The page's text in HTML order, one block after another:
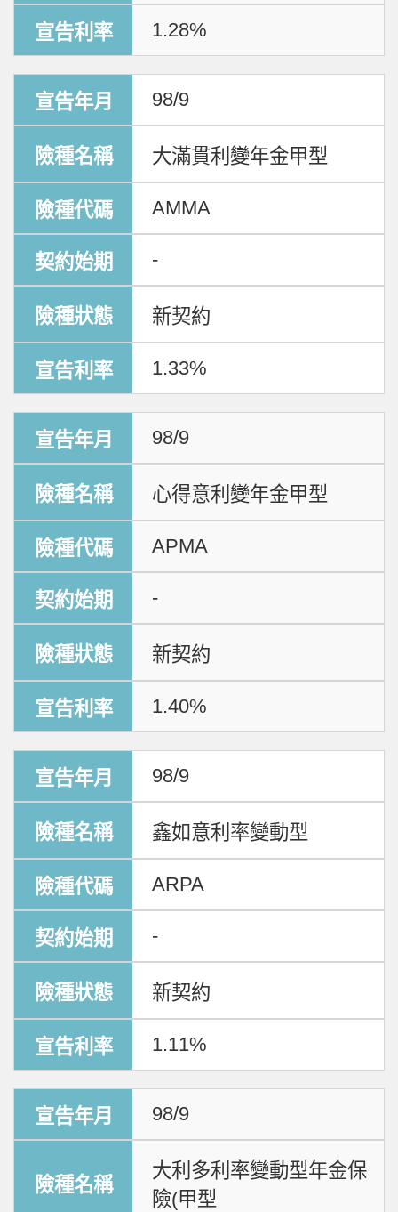
1.28%
98/9
大滿貫利變年金甲型
AMMA
-
新契約
1.33%
98/9
心得意利變年金甲型
APMA
-
新契約
1.40%
98/9
鑫如意利率變動型
ARPA
-
新契約
1.11%
98/9
大利多利率變動型年金保
險(甲型